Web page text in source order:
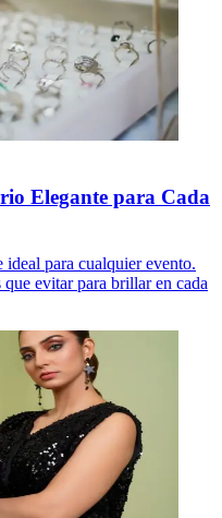
Elegante para Cada
ideal para cualquier evento.
evitar para brillar en cada